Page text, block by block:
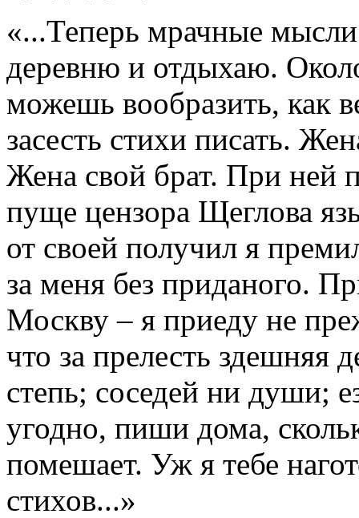
«...Теперь мрачные
деревню и отдыхаю.
можешь вообразить, как
засесть стихи писать.
Жена свой брат. При ней
пуще цензора Щеглова
от своей получил я
за меня без приданого.
Москву – я приеду не
что за прелесть здешняя
степь; соседей ни души;
угодно, пиши дома,
помешает. Уж я тебе
стихов...»